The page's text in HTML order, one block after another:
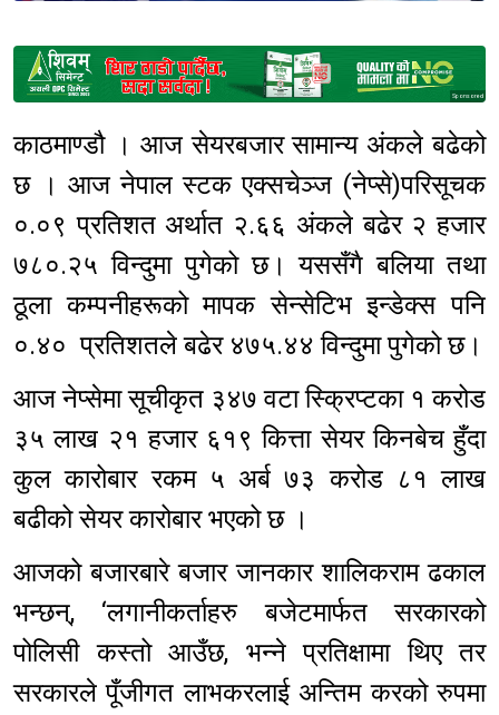
Sponsored
काठमाण्डौ । आज सेयरबजार सामान्य अंकले बढेको
छ । आज नेपाल स्टक एक्सचेञ्ज (नेप्से)परिसूचक
०.०९ प्रतिशत अर्थात २.६६ अंकले बढेर २ हजार
७८०.२५ विन्दुमा पुगेको छ। यससँगै बलिया तथा
ठूला कम्पनीहरूको मापक सेन्सेटिभ इन्डेक्स पनि
०.४० प्रतिशतले बढेर ४७५.४४ विन्दुमा पुगेको छ।
आज नेप्सेमा सूचीकृत ३४७ वटा स्क्रिप्टका १ करोड
३५ लाख २१ हजार ६१९ कित्ता सेयर किनबेच हुँदा
कुल कारोबार रकम ५ अर्ब ७३ करोड ८१ लाख
बढीको सेयर कारोबार भएको छ ।
आजको बजारबारे बजार जानकार शालिकराम ढकाल
भन्छन्, ‘लगानीकर्ताहरु बजेटमार्फत सरकारको
पोलिसी कस्तो आउँछ, भन्ने प्रतिक्षामा थिए तर
सरकारले पूँजीगत लाभकरलाई अन्तिम करको रुपमा